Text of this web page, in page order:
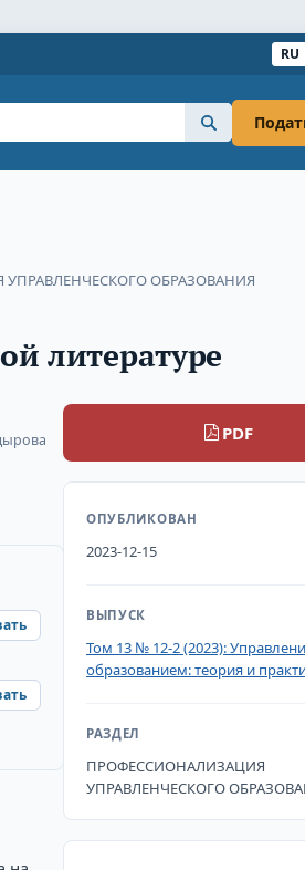
RU
ОБРАЗОВАНИЯ
литературе
PDF
ОПУБЛИКОВАН
2023-12-15
ВЫПУСК
Том 13 № 12-2 (2023):
образованием: теория и
РАЗДЕЛ
ПРОФЕССИОНАЛИЗАЦИЯ
УПРАВЛЕНЧЕСКОГО